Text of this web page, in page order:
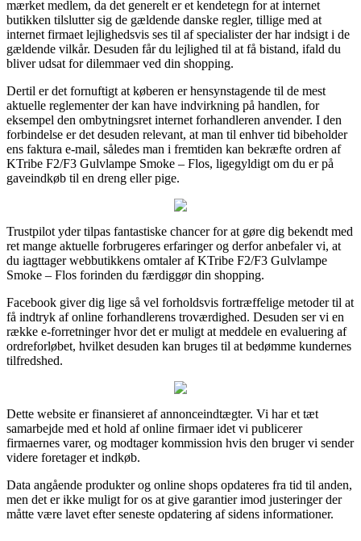
mærket medlem, da det generelt er et kendetegn for at internet
butikken tilslutter sig de gældende danske regler, tillige med at
internet firmaet lejlighedsvis ses til af specialister der har indsigt i de
gældende vilkår. Desuden får du lejlighed til at få bistand, ifald du
bliver udsat for dilemmaer ved din shopping.
Dertil er det fornuftigt at køberen er hensynstagende til de mest
aktuelle reglementer der kan have indvirkning på handlen, for
eksempel den ombytningsret internet forhandleren anvender. I den
forbindelse er det desuden relevant, at man til enhver tid bibeholder
ens faktura e-mail, således man i fremtiden kan bekræfte ordren af
KTribe F2/F3 Gulvlampe Smoke – Flos, ligegyldigt om du er på
gaveindkøb til en dreng eller pige.
Trustpilot yder tilpas fantastiske chancer for at gøre dig bekendt med
ret mange aktuelle forbrugeres erfaringer og derfor anbefaler vi, at
du iagttager webbutikkens omtaler af KTribe F2/F3 Gulvlampe
Smoke – Flos forinden du færdiggør din shopping.
Facebook giver dig lige så vel forholdsvis fortræffelige metoder til at
få indtryk af online forhandlerens troværdighed. Desuden ser vi en
række e-forretninger hvor det er muligt at meddele en evaluering af
ordreforløbet, hvilket desuden kan bruges til at bedømme kundernes
tilfredshed.
Dette website er finansieret af annonceindtægter. Vi har et tæt
samarbejde med et hold af online firmaer idet vi publicerer
firmaernes varer, og modtager kommission hvis den bruger vi sender
videre foretager et indkøb.
Data angående produkter og online shops opdateres fra tid til anden,
men det er ikke muligt for os at give garantier imod justeringer der
måtte være lavet efter seneste opdatering af sidens informationer.